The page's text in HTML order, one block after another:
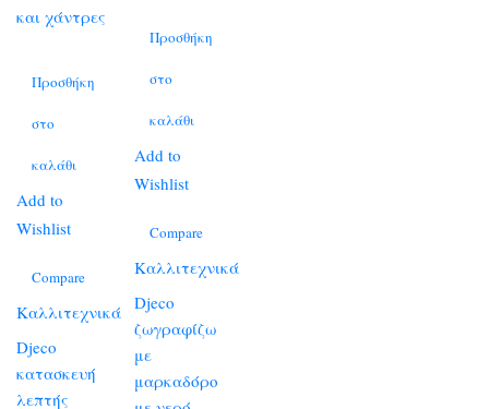
Προσθήκη
στο
καλάθι
Add to
Wishlist
Compare
Καλλιτεχνικά
Djeco
κατασκευή
λεπτής
Προσθήκη
στο
καλάθι
Add to
Wishlist
Compare
Καλλιτεχνικά
Djeco
ζωγραφίζω
με
μαρκαδόρο